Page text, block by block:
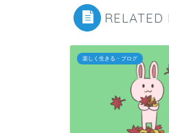
RELATED
楽しく生きる・ブログ